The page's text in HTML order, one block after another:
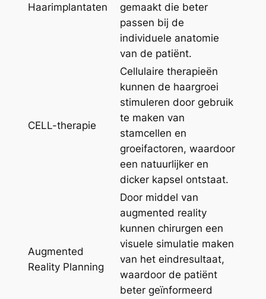
Haarimplantaten
gemaakt die beter
passen bij de
individuele anatomie
van de patiënt.
CELL-therapie
Cellulaire therapieën
kunnen de haargroei
stimuleren door gebruik
te maken van
stamcellen en
groeifactoren, waardoor
een natuurlijker en
dicker kapsel ontstaat.
Augmented
Reality Planning
Door middel van
augmented reality
kunnen chirurgen een
visuele simulatie maken
van het eindresultaat,
waardoor de patiënt
beter geïnformeerd